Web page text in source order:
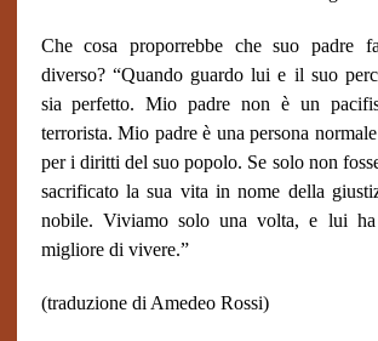
Che cosa proporrebbe che suo padre
diverso? “Quando guardo lui e il suo
sia perfetto. Mio padre non è un
terrorista. Mio padre è una persona
per i diritti del suo popolo. Se solo non
sacrificato la sua vita in nome della
nobile. Viviamo solo una volta, e lui
migliore di vivere.”
(traduzione di Amedeo Rossi)